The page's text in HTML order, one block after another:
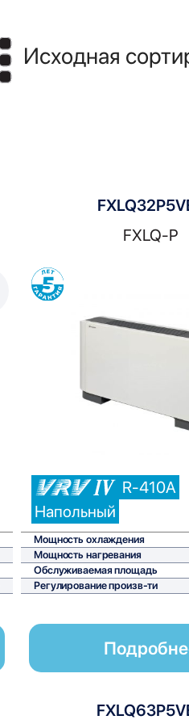
FXLQ-P
R-410A
Напольный
Мощность охлаждения
Мощность нагревания
Обслуживаемая площадь
Регулирование произв-ти